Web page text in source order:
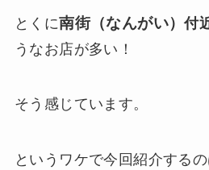
とくに南街（なんがい）付
うなお店が多い！
そう感じています。
というワケで今回紹介するの